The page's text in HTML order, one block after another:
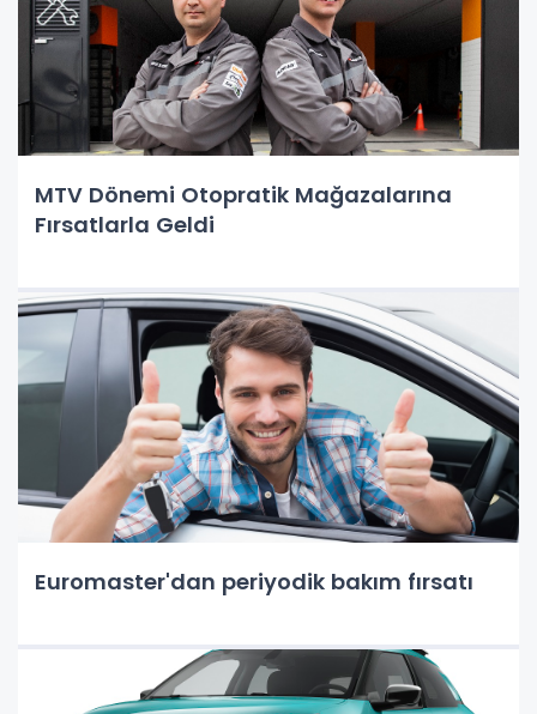
MTV Dönemi Otopratik Mağazalarına
Fırsatlarla Geldi
Euromaster'dan periyodik bakım fırsatı